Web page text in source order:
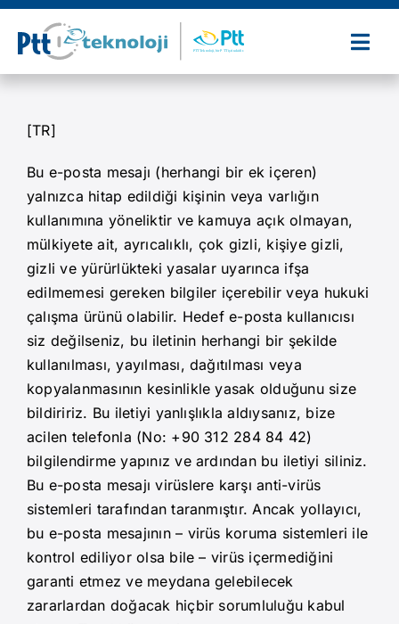
Skip
content
Ürün ve Hizmetlerimiz
Referanslarımız
Sertifikalarımız
İş Ortaklarımız
Haberler
Duyurular
İletişim
[TR]
Bu e-posta mesajı (herhangi bir ek içeren)
yalnızca hitap edildiği kişinin veya varlığın
kullanımına yöneliktir ve kamuya açık olmayan,
mülkiyete ait, ayrıcalıklı, çok gizli, kişiye gizli,
gizli ve yürürlükteki yasalar uyarınca ifşa
edilmemesi gereken bilgiler içerebilir veya hukuki
çalışma ürünü olabilir. Hedef e-posta kullanıcısı
siz değilseniz, bu iletinin herhangi bir şekilde
kullanılması, yayılması, dağıtılması veya
kopyalanmasının kesinlikle yasak olduğunu size
bildiririz. Bu iletiyi yanlışlıkla aldıysanız, bize
acilen telefonla (No: +90 312 284 84 42)
bilgilendirme yapınız ve ardından bu iletiyi siliniz.
Bu e-posta mesajı virüslere karşı anti-virüs
sistemleri tarafından taranmıştır. Ancak yollayıcı,
bu e-posta mesajının – virüs koruma sistemleri ile
kontrol ediliyor olsa bile – virüs içermediğini
garanti etmez ve meydana gelebilecek
zararlardan doğacak hiçbir sorumluluğu kabul